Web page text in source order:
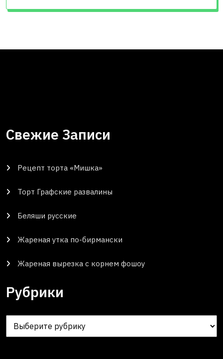
Свежие Записи
Рецепт торта «Мишка»
Торт Графские развалины
Беляши русские
Жареная утка по-бирмански
Жареная вырезка с корнем фошоу
Рубрики
Рубрики